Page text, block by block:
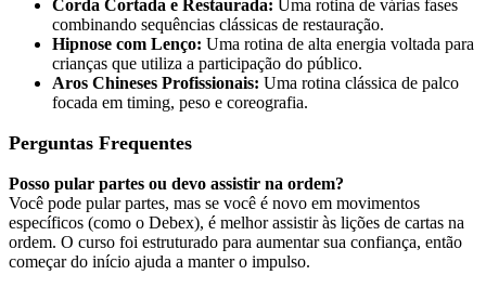
Corda Cortada e Restaurada: Uma rotina de várias fases
combinando sequências clássicas de restauração.
Hipnose com Lenço: Uma rotina de alta energia voltada para
crianças que utiliza a participação do público.
Aros Chineses Profissionais: Uma rotina clássica de palco
focada em timing, peso e coreografia.
Perguntas Frequentes
Posso pular partes ou devo assistir na ordem?
Você pode pular partes, mas se você é novo em movimentos
específicos (como o Debex), é melhor assistir às lições de cartas na
ordem. O curso foi estruturado para aumentar sua confiança, então
começar do início ajuda a manter o impulso.